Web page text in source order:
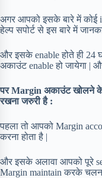
अगर आपको इसके बारे में कोई
हेल्प सपोर्ट से इस बारे में
और इसके enable होते ही
अकाउंट enable हो जायेगा |
पर Margin अकाउंट खोलने
रखना जरुरी है :
पहला तो आपको Margin
करना होता है |
और इसके अलावा आपको पूरे
Margin maintain करके